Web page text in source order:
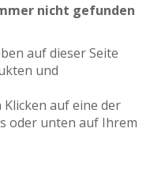
nicht gefunden
auf dieser Seite
und
auf eine der
oder unten auf Ihrem